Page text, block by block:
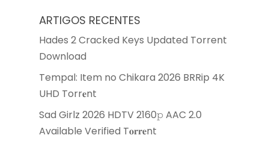
ARTIGOS RECENTES
Hades 2 Cracked Keys Updated Torrent
Download
Tempal: Item no Chikara 2026 BRRip 4K
UHD Torr𝐞nt
Sad Girlz 2026 HDTV 2160𝚙 AAC 2.0
Available Verified T𝐨𝐫𝐫𝐞nt